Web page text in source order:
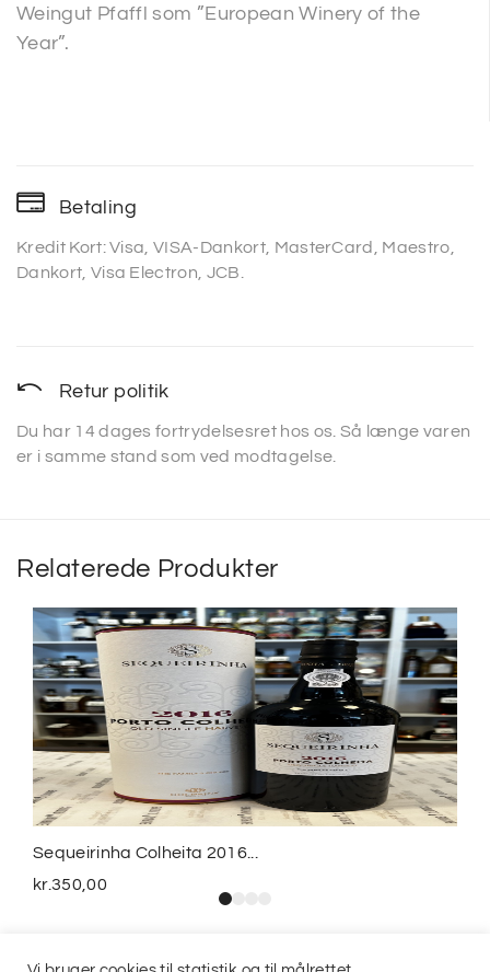
Weingut Pfaffl som ”European Winery of the
Year”.
Betaling
Kredit Kort: Visa, VISA-Dankort, MasterCard, Maestro,
Dankort, Visa Electron, JCB.
Retur politik
Du har 14 dages fortrydelsesret hos os. Så længe varen
er i samme stand som ved modtagelse.
Relaterede Produkter
Sequeirinha Colheita 2016...
kr.350,00